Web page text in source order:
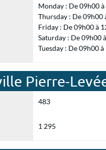
Monday : De 09h00
Thursday : De 09h00
Friday : De 09h00 à
Saturday : De 09h00
Tuesday : De 09h00
Pierre-
483
1 295